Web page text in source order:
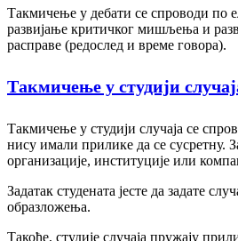
Такмичење у дебати се спроводи по
развијање критичког мишљења и
расправе (редослед и време говора).
Такмичење у студији
Такмичење у студији случаја се
нису имали прилике да се сусретну.
организације, институције или
Задатак студената јесте да задате
образложења.
Такође, студије случаја пружају